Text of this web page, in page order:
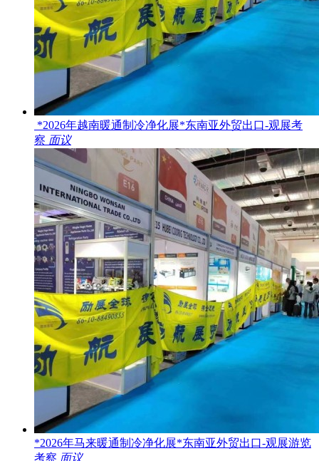
*2026年越南暖通制冷净化展*东南亚外贸出口-观展考
察 面议
*2026年马来暖通制冷净化展*东南亚外贸出口-观展游览
考察 面议